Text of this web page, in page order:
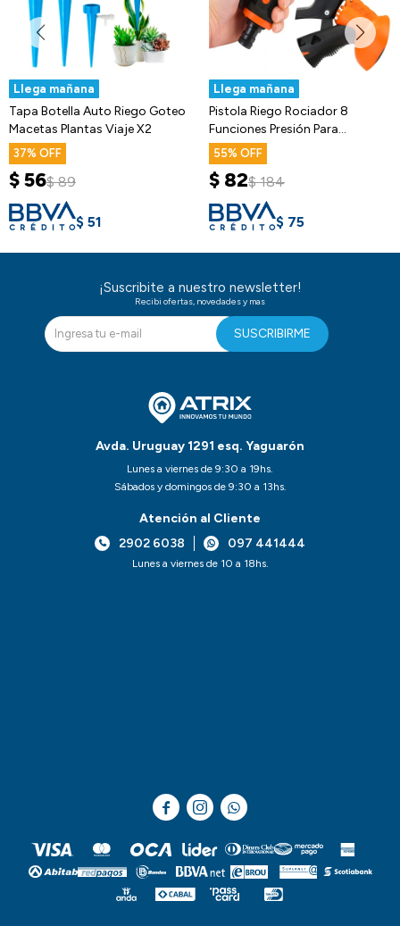
Llega mañana
Tapa Botella Auto Riego Goteo
Macetas Plantas Viaje X2
37
$56$ 89
$ 51
Llega mañana
Pistola Riego Rociador 8
Funciones Presión Para
Manguera
55
$ 82$ 184
$ 75
Avda. Uruguay 1291 esq. Yaguarón
Lunes a viernes de 9:30 a 19hs.
Sábados y domingos de 9:30 a 13hs.
Atención al Cliente
2902 6038
097 441444
Lunes a viernes de 10 a 18hs.
¡Suscribite a nuestro newsletter!
Recibi ofertas, novedades y mas
SUSCRIBIRME
  